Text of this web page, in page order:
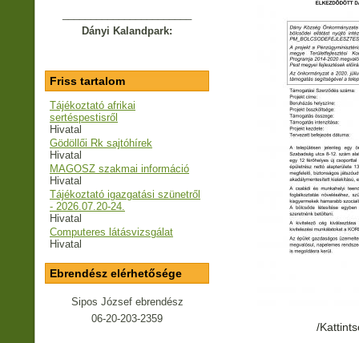
Dányi Kalandpark:
Friss tartalom
Tájékoztató afrikai
sertéspestisről
Hivatal
Gödöllői Rk sajtóhírek
Hivatal
MAGOSZ szakmai információ
Hivatal
Tájékoztató igazgatási szünetről
- 2026.07.20-24.
Hivatal
Computeres látásvizsgálat
Hivatal
Ebrendész elérhetősége
Sipos József ebrendész
06-20-203-2359
/